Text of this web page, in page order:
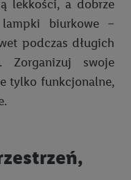
lekkości, a dobrze
biurkowe –
podczas długich
Zorganizuj swoje
tylko funkcjonalne,
również jako
e-mail użytkownika
oraz operatora
z technologii Utiq w
technologia jest
użyciu adresu IP i
jak numer